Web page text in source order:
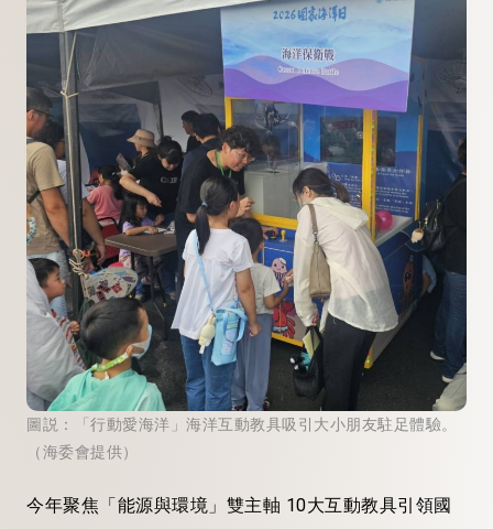
圖説：「行動愛海洋」海洋互動教具吸引大小朋友駐足體驗。
（海委會提供）
今年聚焦「能源與環境」雙主軸 10大互動教具引領國